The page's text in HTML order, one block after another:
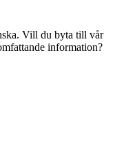
Vill du byta till vår
information?